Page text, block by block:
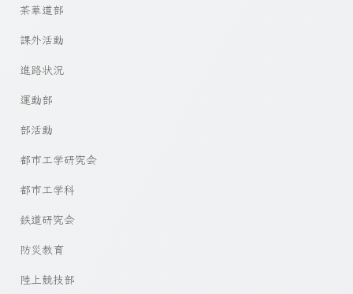
茶華道部
課外活動
進路状況
運動部
部活動
都市工学研究会
都市工学科
鉄道研究会
防災教育
陸上競技部